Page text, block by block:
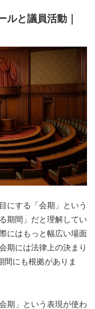
ルと議員活動｜
にする「会期」という
期間」だと理解してい
にはもっと幅広い場面
期には法律上の決まり
間にも根拠がありま
期」という表現が使わ